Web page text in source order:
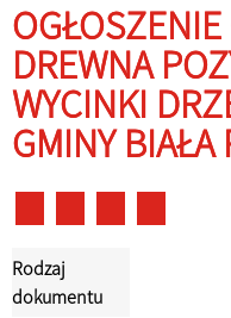
DREWNA
WYCINKI
GMINY BIAŁA
Rodzaj
dokumentu